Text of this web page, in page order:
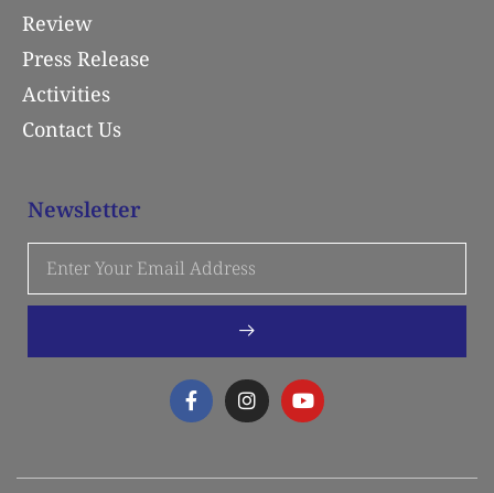
Review
Press Release
Activities
Contact Us
Newsletter